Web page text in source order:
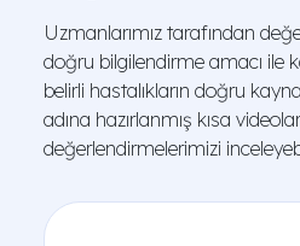
Uzmanlarımız tarafından
doğru bilgilendirme amacı ile
belirli hastalıkların doğru
adına hazırlanmış kısa
değerlendirmelerimizi